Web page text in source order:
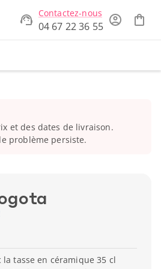
Contactez-nous
04 67 22 36 55
et des dates de livraison.
problème persiste.
tasse en céramique 35 cl